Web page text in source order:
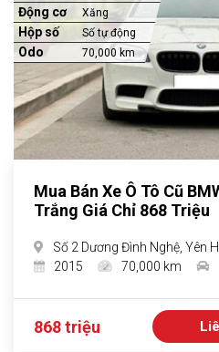
Động cơ Xăng
Hộp số Số tự động
Odo 70,000 km
Mua Bán Xe Ô Tô Cũ
Trắng Giá Chỉ 868 Triệu
Số 2 Dương Đình Nghệ, Yên
2015
70,000 km
868 triệu